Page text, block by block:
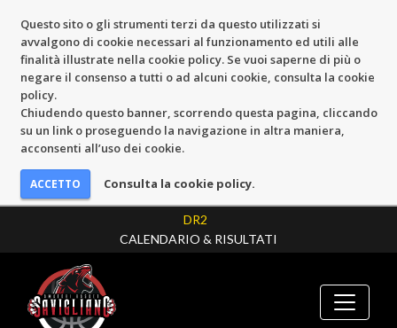
Questo sito o gli strumenti terzi da questo utilizzati si
avvalgono di cookie necessari al funzionamento ed utili alle
finalità illustrate nella cookie policy. Se vuoi saperne di più o
negare il consenso a tutti o ad alcuni cookie, consulta la cookie
policy.
Chiudendo questo banner, scorrendo questa pagina, cliccando
su un link o proseguendo la navigazione in altra maniera,
acconsenti all’uso dei cookie.
Consulta la cookie policy.
DR2
CALENDARIO & RISULTATI